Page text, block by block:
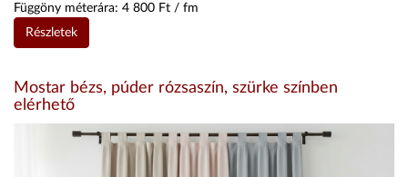
Függöny méterára: 4 800 Ft / fm
Részletek
Mostar bézs, púder rózsaszín, szürke színben
elérhető